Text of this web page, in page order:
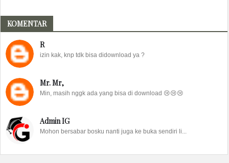
KOMENTAR
R
izin kak, knp tdk bisa didownload ya ?
Mr. Mr,
Min, masih nggk ada yang bisa di download 😢😢😢
Admin IG
Mohon bersabar bosku nanti juga ke buka sendiri li...